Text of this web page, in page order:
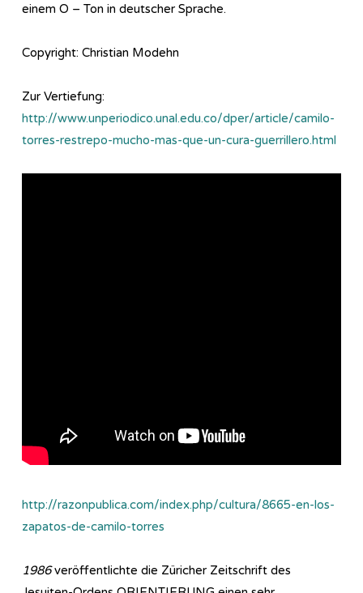
einem O – Ton in deutscher Sprache.
Copyright: Christian Modehn
Zur Vertiefung:
http://www.unperiodico.unal.edu.co/dper/article/camilo-
torres-restrepo-mucho-mas-que-un-cura-guerrillero.html
http://razonpublica.com/index.php/cultura/8665-en-los-
zapatos-de-camilo-torres
1986veröffentlichte die Züricher Zeitschrift des